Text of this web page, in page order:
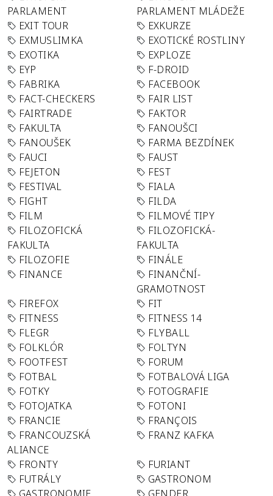
PARLAMENT
PARLAMENT MLÁDEŽE
EXIT TOUR
EXKURZE
EXMUSLIMKA
EXOTICKÉ ROSTLINY
EXOTIKA
EXPLOZE
EYP
F-DROID
FABRIKA
FACEBOOK
FACT-CHECKERS
FAIR LIST
FAIRTRADE
FAKTOR
FAKULTA
FANOUŠCI
FANOUŠEK
FARMA BEZDÍNEK
FAUCI
FAUST
FEJETON
FEST
FESTIVAL
FIALA
FIGHT
FILDA
FILM
FILMOVÉ TIPY
FILOZOFICKÁ
FAKULTA
FILOZOFICKÁ-
FAKULTA
FILOZOFIE
FINÁLE
FINANCE
FINANČNÍ-
GRAMOTNOST
FIREFOX
FIT
FITNESS
FITNESS 14
FLEGR
FLYBALL
FOLKLÓR
FOLTYN
FOOTFEST
FORUM
FOTBAL
FOTBALOVÁ LIGA
FOTKY
FOTOGRAFIE
FOTOJATKA
FOTONI
FRANCIE
FRANÇOIS
FRANCOUZSKÁ
ALIANCE
FRANZ KAFKA
FRONTY
FURIANT
FUTRÁLY
GASTRONOM